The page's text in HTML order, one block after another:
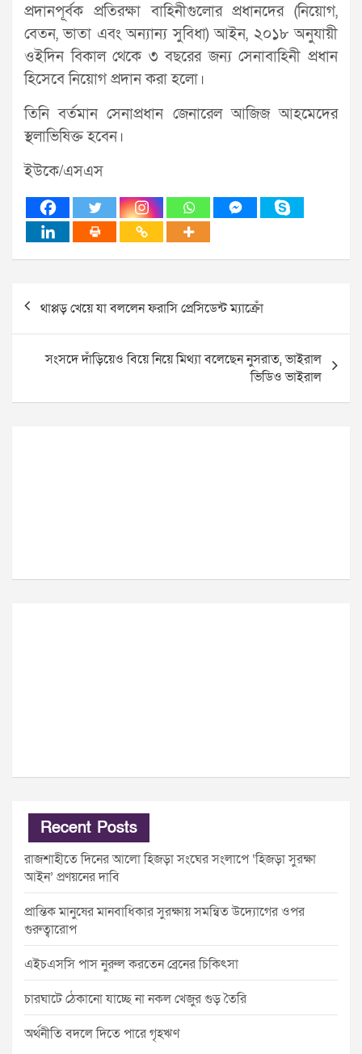
প্রদানপূর্বক প্রতিরক্ষা বাহিনীগুলোর প্রধানদের (নিয়োগ,
বেতন, ভাতা এবং অন্যান্য সুবিধা) আইন, ২০১৮ অনুযায়ী
ওইদিন বিকাল থেকে ৩ বছরের জন্য সেনাবাহিনী প্রধান
হিসেবে নিয়োগ প্রদান করা হলো।
তিনি বর্তমান সেনাপ্রধান জেনারেল আজিজ আহমেদের
স্থলাভিষিক্ত হবেন।
ইউকে/এসএস
Post
navigation
থাপ্পড় খেয়ে যা বললেন ফরাসি প্রেসিডেন্ট ম্যাক্রোঁ
সংসদে দাঁড়িয়েও বিয়ে নিয়ে মিথ্যা বলেছেন নুসরাত, ভাইরাল
ভিডিও ভাইরাল
Recent Posts
রাজশাহীতে দিনের আলো হিজড়া সংঘের সংলাপে ‘হিজড়া সুরক্ষা
আইন’ প্রণয়নের দাবি
প্রান্তিক মানুষের মানবাধিকার সুরক্ষায় সমন্বিত উদ্যোগের ওপর
গুরুত্বারোপ
এইচএসসি পাস নুরুল করতেন ব্রেনের চিকিৎসা
চারঘাটে ঠেকানো যাচ্ছে না নকল খেজুর গুড় তৈরি
অর্থনীতি বদলে দিতে পারে গৃহঋণ